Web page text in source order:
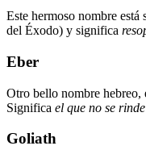
Este hermoso nombre está
del Éxodo) y significa
Eber
Otro bello nombre hebreo,
Significa el que no se rinde
Goliath